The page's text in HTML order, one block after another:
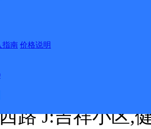
指南 价格说明
路,华阳路,环城
路,洛南中学
西门口,西寺社区
D:东门口 H:河
路 J:吉祥小区,